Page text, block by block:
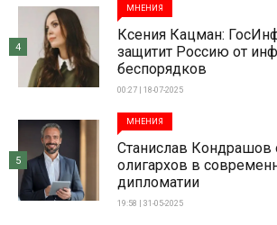
МНЕНИЯ
Ксения Кацман:
защитит Россию от
беспорядков
00:27 | 18-07-2025
4
МНЕНИЯ
Станислав Кондрашов
олигархов в
дипломатии
19:58 | 31-05-2025
5